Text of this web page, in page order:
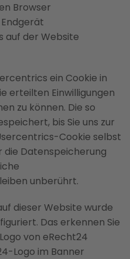
Browser
auf der Website
ein Cookie in
erteilten Einwilligungen
zu können. Die so
bis Sie uns zur
Cookie selbst
die Datenspeicherung
unberührt.
dieser Website wurde
Das erkennen Sie
von eRecht24
Logo im Banner